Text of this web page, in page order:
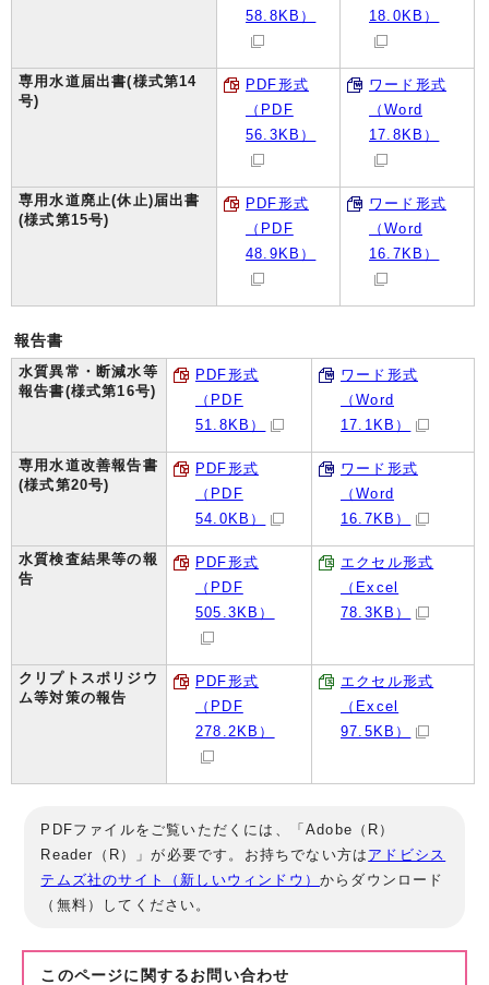
58.8KB）
18.0KB）
専用水道届出書(様式第14
号)
PDF形式
（PDF
56.3KB）
ワード形式
（Word
17.8KB）
専用水道廃止(休止)届出書
(様式第15号)
PDF形式
（PDF
48.9KB）
ワード形式
（Word
16.7KB）
報告書
水質異常・断減水等
報告書(様式第16号)
PDF形式
（PDF
51.8KB）
ワード形式
（Word
17.1KB）
専用水道改善報告書
(様式第20号)
PDF形式
（PDF
54.0KB）
ワード形式
（Word
16.7KB）
水質検査結果等の報
告
PDF形式
（PDF
505.3KB）
エクセル形式
（Excel
78.3KB）
クリプトスポリジウ
ム等対策の報告
PDF形式
（PDF
278.2KB）
エクセル形式
（Excel
97.5KB）
PDFファイルをご覧いただくには、「Adobe（R）
Reader（R）」が必要です。お持ちでない方は アドビシス
テムズ社のサイト（新しいウィンドウ）からダウンロード
（無料）してください。
このページに関する お問い合わせ